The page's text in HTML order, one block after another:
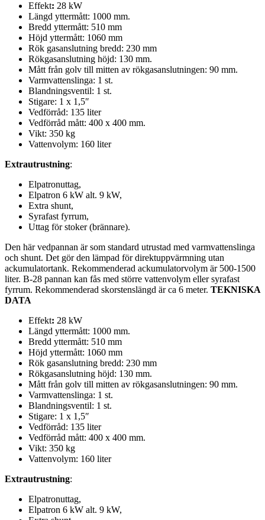
Effekt: 28 kW
Längd yttermått: 1000 mm.
Bredd yttermått: 510 mm
Höjd yttermått: 1060 mm
Rök gasanslutning bredd: 230 mm
Rökgasanslutning höjd: 130 mm.
Mått från golv till mitten av rökgasanslutningen: 90 mm.
Varmvattenslinga: 1 st.
Blandningsventil: 1 st.
Stigare: 1 x 1,5″
Vedförråd: 135 liter
Vedförråd mått: 400 x 400 mm.
Vikt: 350 kg
Vattenvolym: 160 liter
Extrautrustning:
Elpatronuttag,
Elpatron 6 kW alt. 9 kW,
Extra shunt,
Syrafast fyrrum,
Uttag för stoker (brännare).
Den här vedpannan är som standard utrustad med varmvattenslinga
och shunt. Det gör den lämpad för direktuppvärmning utan
ackumulatortank. Rekommenderad ackumulatorvolym är 500-1500
liter. B-28 pannan kan fås med större vattenvolym eller syrafast
fyrrum. Rekommenderad skorstenslängd är ca 6 meter. TEKNISKA
DATA
Effekt: 28 kW
Längd yttermått: 1000 mm.
Bredd yttermått: 510 mm
Höjd yttermått: 1060 mm
Rök gasanslutning bredd: 230 mm
Rökgasanslutning höjd: 130 mm.
Mått från golv till mitten av rökgasanslutningen: 90 mm.
Varmvattenslinga: 1 st.
Blandningsventil: 1 st.
Stigare: 1 x 1,5″
Vedförråd: 135 liter
Vedförråd mått: 400 x 400 mm.
Vikt: 350 kg
Vattenvolym: 160 liter
Extrautrustning:
Elpatronuttag,
Elpatron 6 kW alt. 9 kW,